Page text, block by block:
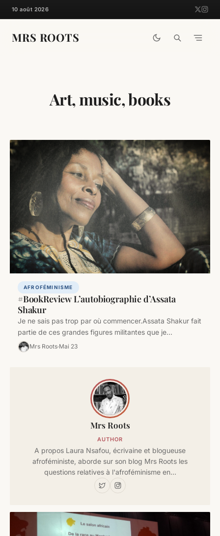
Skip
to
content
10 août 2026
MRS ROOTS
Art, music, books
AFROFÉMINISME
#BookReview L’autobiographie d’Assata
Shakur
Je ne sais pas trop par où commencer.Assata Shakur fait
partie de ces grandes figures militantes que je
connaissais de…
Mrs Roots Mai 23
Mrs Roots
AUTHOR
A propos Laura Nsafou, écrivaine et blogueuse
afroféministe, aborde sur son blog Mrs Roots les
questions relatives à l'afroféminisme en…